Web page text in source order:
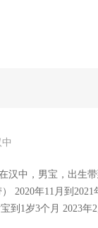
宝，出生带到3岁上幼儿园
2020年11月到
4月昌平带满月女宝宝到